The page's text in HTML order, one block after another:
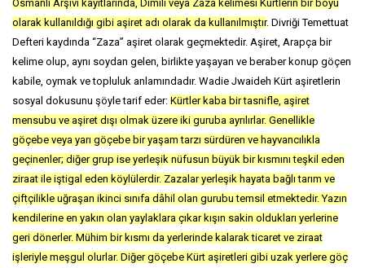
Osmanlı Arşivi kayıtlarında, Dımıli veya Zaza kelimesi Kürtlerin bir boyu
olarak kullanıldığı gibi aşiret adı olarak da kullanılmıştır. Divriği Temettuat
Defteri kaydında “Zaza” aşiret olarak geçmektedir. Aşiret, Arapça bir
kelime olup, aynı soydan gelen, birlikte yaşayan ve beraber konup göçen
kabile, oymak ve topluluk anlamındadır. Wadie Jwaideh Kürt aşiretlerin
sosyal dokusunu şöyle tarif eder: Kürtler kaba bir tasnifle, aşiret
mensubu ve aşiret dışı olmak üzere iki guruba ayrılırlar. Genellikle
göçebe veya yarı göçebe bir yaşam tarzı sürdüren ve hayvancılıkla
geçinenler; diğer grup ise yerleşik nüfusun büyük bir kısmını teşkil eden
ziraat ile iştigal eden köylülerdir. Zazalar yerleşik hayata bağlı tarım ve
çiftçilikle uğraşan ikinci sınıfa dâhil olan gurubu temsil etmektedir. Yazın
kendilerine en yakın olan yaylaklara çıkar kışın sakin oldukları yerlerine
geri dönerler. Mühim bir kısmı da yerlerinde kalarak ticaret ve ziraat
işleriyle meşgul olurlar. Diğer göçebe Kürt aşiretleri gibi uzak yerlere göç